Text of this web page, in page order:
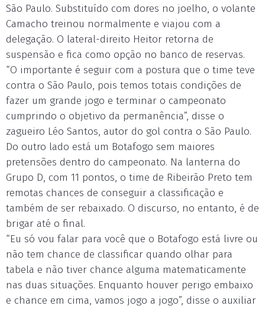
São Paulo. Substituído com dores no joelho, o volante
Camacho treinou normalmente e viajou com a
delegação. O lateral-direito Heitor retorna de
suspensão e fica como opção no banco de reservas.
“O importante é seguir com a postura que o time teve
contra o São Paulo, pois temos totais condições de
fazer um grande jogo e terminar o campeonato
cumprindo o objetivo da permanência”, disse o
zagueiro Léo Santos, autor do gol contra o São Paulo.
Do outro lado está um Botafogo sem maiores
pretensões dentro do campeonato. Na lanterna do
Grupo D, com 11 pontos, o time de Ribeirão Preto tem
remotas chances de conseguir a classificação e
também de ser rebaixado. O discurso, no entanto, é de
brigar até o final.
“Eu só vou falar para você que o Botafogo está livre ou
não tem chance de classificar quando olhar para
tabela e não tiver chance alguma matematicamente
nas duas situações. Enquanto houver perigo embaixo
e chance em cima, vamos jogo a jogo”, disse o auxiliar